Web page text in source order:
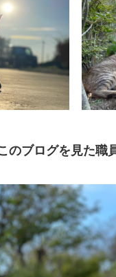
のブログを見た職